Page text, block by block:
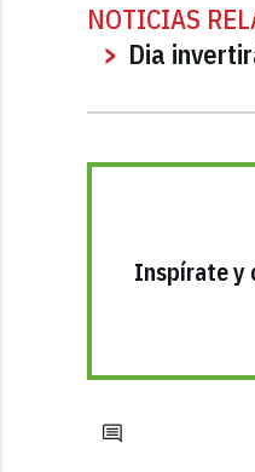
NOTICIAS
Dia
Inspírate y